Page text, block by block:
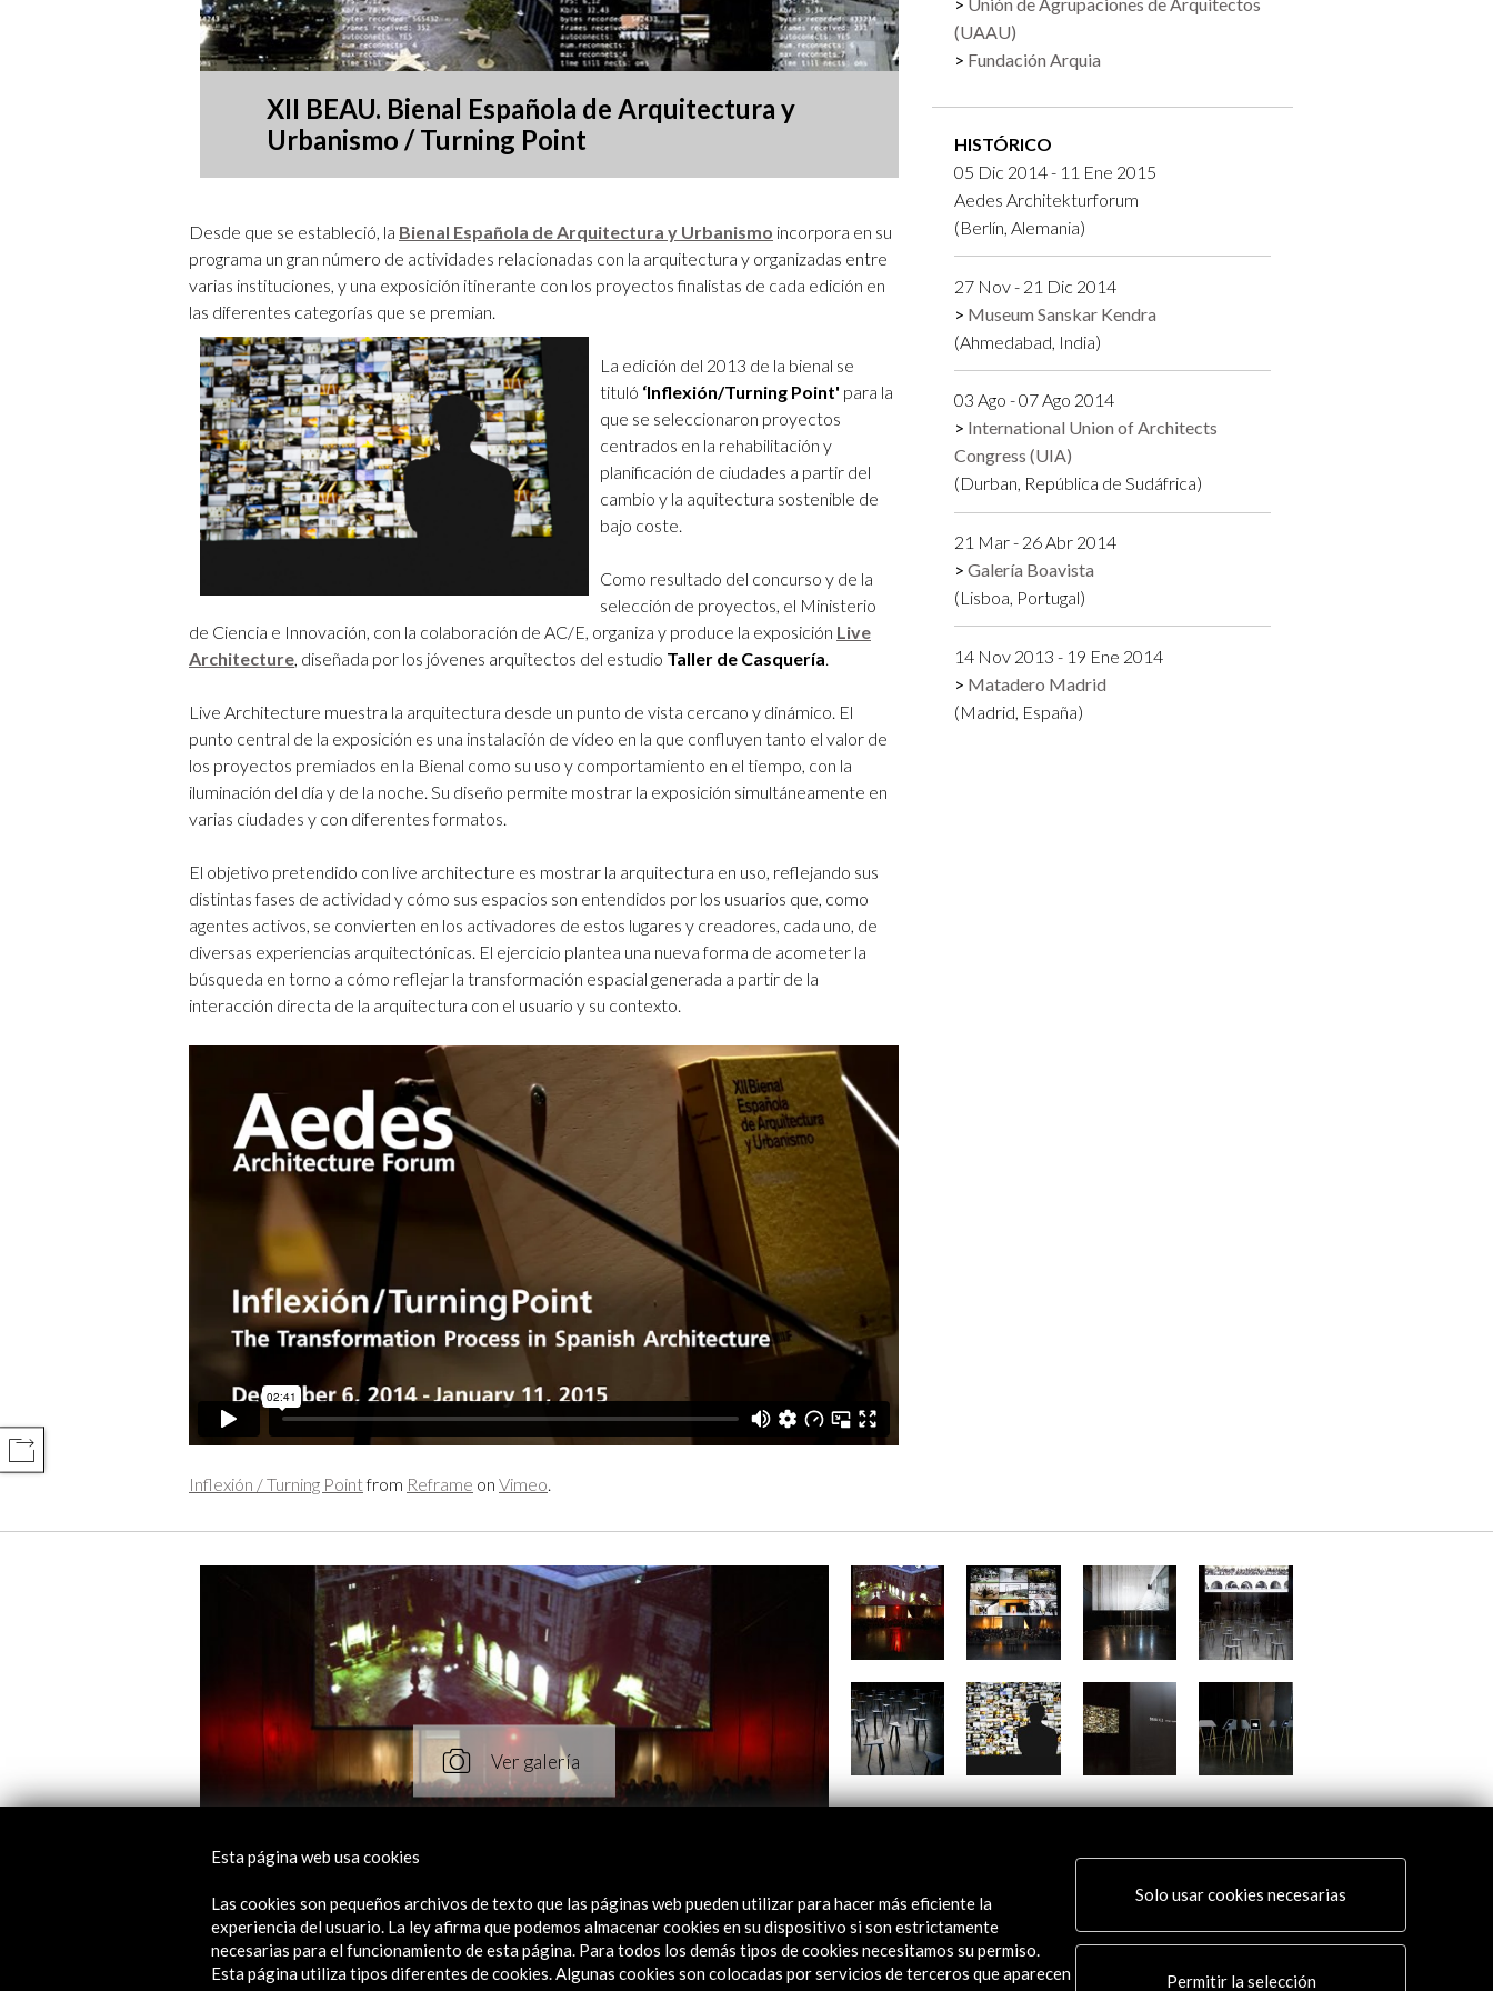
Logos y crédito a AC/E
Contacto
XII BEAU. Bienal Española de Arquitectura y
Urbanismo / Turning Point
Desde que se estableció, la Bienal Española de Arquitectura y Urbanismo incorpora en su
programa un gran número de actividades relacionadas con la arquitectura y organizadas entre
varias instituciones, y una exposición itinerante con los proyectos finalistas de cada edición en
las diferentes categorías que se premian.
La edición del 2013 de la bienal se
tituló ‘Inflexión/Turning Point' para la
que se seleccionaron proyectos
centrados en la rehabilitación y
planificación de ciudades a partir del
cambio y la aquitectura sostenible de
bajo coste.
Como resultado del concurso y de la
selección de proyectos, el Ministerio
de Ciencia e Innovación, con la colaboración de AC/E, organiza y produce la exposición Live
Architecture , diseñada por los jóvenes arquitectos del estudio Taller de Casquería
Live Architecture muestra la arquitectura desde un punto de vista cercano y dinámico. El
punto central de la exposición es una instalación de vídeo en la que confluyen tanto el valor de
los proyectos premiados en la Bienal como su uso y comportamiento en el tiempo, con la
iluminación del día y de la noche. Su diseño permite mostrar la exposición simultáneamente en
varias ciudades y con diferentes formatos.
El objetivo pretendido con live architecture es mostrar la arquitectura en uso, reflejando sus
distintas fases de actividad y cómo sus espacios son entendidos por los usuarios que, como
agentes activos, se convierten en los activadores de estos lugares y creadores, cada uno, de
diversas experiencias arquitectónicas. El ejercicio plantea una nueva forma de acometer la
búsqueda en torno a cómo reflejar la transformación espacial generada a partir de la
interacción directa de la arquitectura con el usuario y su contexto.
Inflexión / Turning Pointfrom Reframe on Vimeo.
(UAAU)
Fundación Arquia
HISTÓRICO
05 Dic 2014 - 11 Ene 2015
Aedes Architekturforum
(Berlín, Alemania)
27 Nov - 21 Dic 2014
Museum Sanskar Kendra
(Ahmedabad, India)
03 Ago - 07 Ago 2014
International Union of Architects
Congress (UIA)
(Durban, República de Sudáfrica)
21 Mar - 26 Abr 2014
Galería Boavista
(Lisboa, Portugal)
14 Nov 2013 - 19 Ene 2014
Matadero Madrid
(Madrid, España)
Esta página web usa cookies
Las cookies son pequeños archivos de texto que las páginas web pueden utilizar para hacer más eficiente la
experiencia del usuario. La ley afirma que podemos almacenar cookies en su dispositivo si son estrictamente
necesarias para el funcionamiento de esta página. Para todos los demás tipos de cookies necesitamos su permiso.
Esta página utiliza tipos diferentes de cookies. Algunas cookies son colocadas por servicios de terceros que aparecen
Solo usar cookies necesarias
Permitir la selección